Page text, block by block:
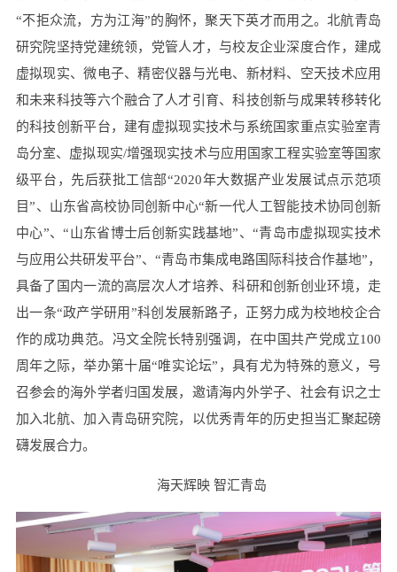
“不拒众流，方为江海”的胸怀，聚天下英才而用之。北航青岛
研究院坚持党建统领，党管人才，与校友企业深度合作，建成
虚拟现实、微电子、精密仪器与光电、新材料、空天技术应用
和未来科技等六个融合了人才引育、科技创新与成果转移转化
的科技创新平台，建有虚拟现实技术与系统国家重点实验室青
岛分室、虚拟现实/增强现实技术与应用国家工程实验室等国家
级平台，先后获批工信部“2020年大数据产业发展试点示范项
目”、山东省高校协同创新中心“新一代人工智能技术协同创新
中心”、“山东省博士后创新实践基地”、“青岛市虚拟现实技术
与应用公共研发平台”、“青岛市集成电路国际科技合作基地”，
具备了国内一流的高层次人才培养、科研和创新创业环境，走
出一条“政产学研用”科创发展新路子，正努力成为校地校企合
作的成功典范。冯文全院长特别强调，在中国共产党成立100
周年之际，举办第十届“唯实论坛”，具有尤为特殊的意义，号
召参会的海外学者归国发展，邀请海内外学子、社会有识之士
加入北航、加入青岛研究院，以优秀青年的历史担当汇聚起磅
礴发展合力。
海天辉映 智汇青岛